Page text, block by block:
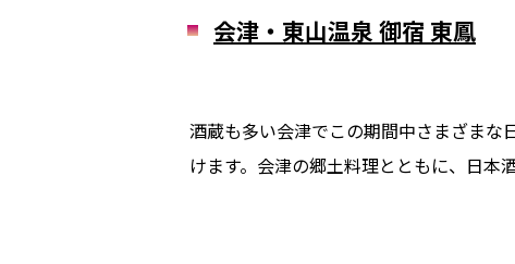
会津・東山温泉 御宿 東鳳
酒蔵も多い会津でこの期間中さまざまな
けます。会津の郷土料理とともに、日本